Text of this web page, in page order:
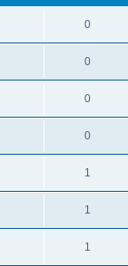
0R
é
o
n
s
s
0R
é
o
n
s
s
0R
é
n
s
s
0R
é
n
s
1
é
1
é
1